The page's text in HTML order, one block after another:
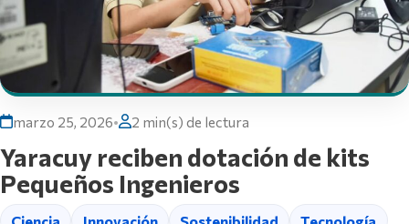
marzo 25, 2026• 2 min(s) de lectura
Yaracuy reciben dotación de kits
Pequeños Ingenieros